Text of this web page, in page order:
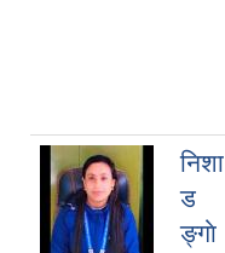
निशा
ड‌
ङ्गाे